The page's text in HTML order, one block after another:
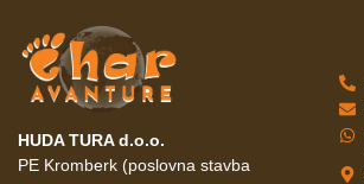
HUDA TURA d.o.o.
PE Kromberk (poslovna stavba